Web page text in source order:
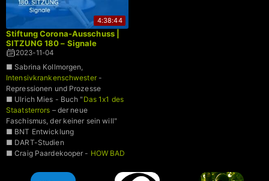
4:38:44
Stiftung Corona-Ausschuss |
SITZUNG 180 – Signale
2023-11-04
■ Sabrina Kollmorgen,
Intensivkrankenschwester-
Repressionen und Prozesse
■ Ulrich Mies - Buch " Das 1x1 des
Staatsterrors – der neue
Faschismus, der keiner sein will"
■ BNT Entwicklung
■ DART-Studien
■ Craig Paardekooper - HOW BAD
■ VAIDS